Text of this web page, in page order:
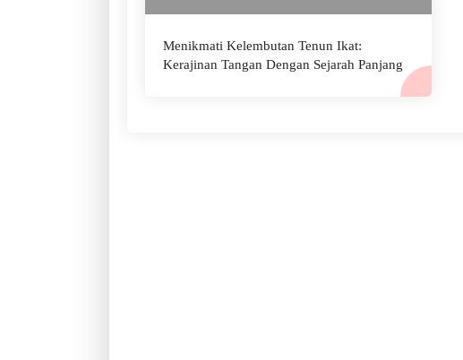
Menikmati Kelembutan Tenun Ikat:
Kerajinan Tangan Dengan Sejarah Panjang